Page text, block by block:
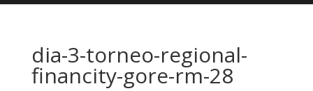
dia-3-torneo-regional-
financity-gore-rm-28